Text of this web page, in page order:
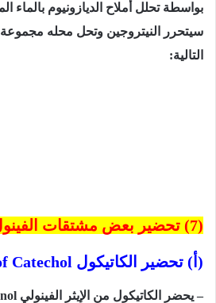
بواسطة تحلل أملاح الديازونيوم
سيتحرر
النيتروجين وتحل محله مجموعة
التالية:
(7) تحضير بعض مشتقات
(أ) تحضير الكاتيكول Catechol
– يحضر الكاتيكول من الإيثر الفينولي